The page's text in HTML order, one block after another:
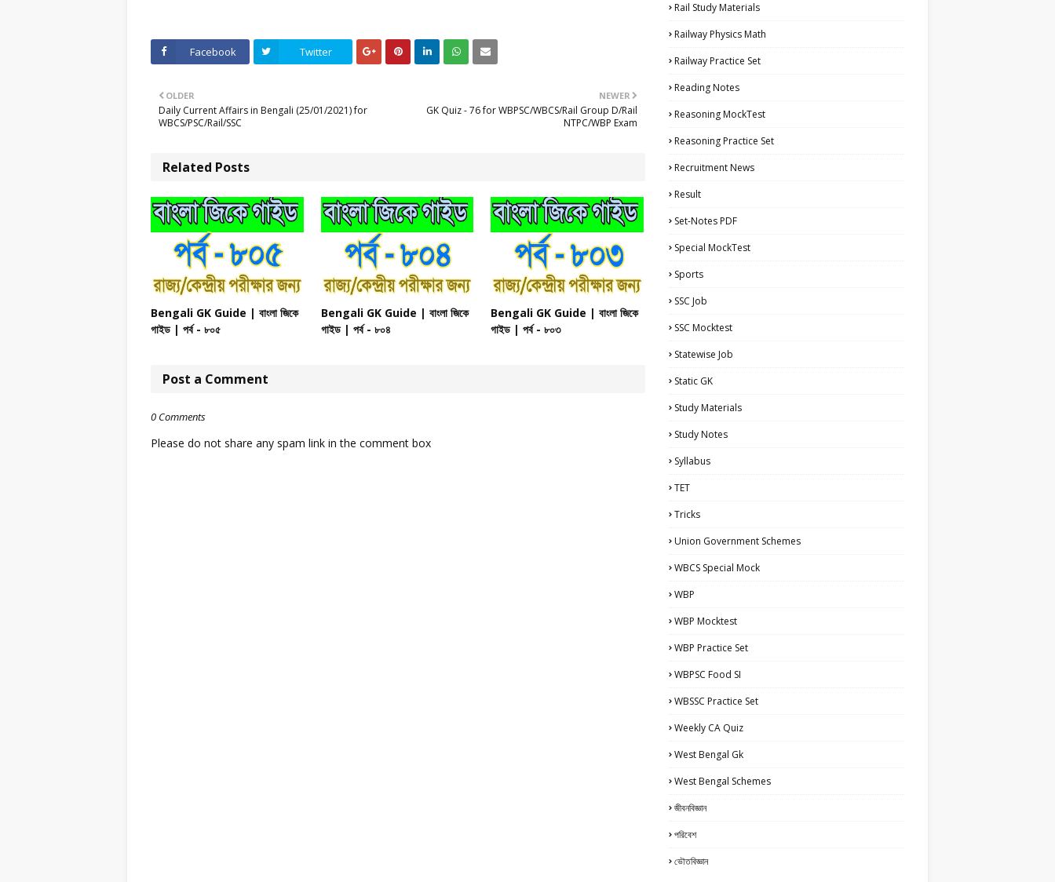
Facebook Twitter
NEWER
GK Quiz - 76 for WBPSC/WBCS/Rail Group D/Rail
NTPC/WBP Exam
OLDER
Daily Current Affairs in Bengali (25/01/2021) for
WBCS/PSC/Rail/SSC
Related Posts
Bengali GK Guide | বাংলা জিকে
গাইড | পর্ব - ৮০৫
Bengali GK Guide | বাংলা জিকে
গাইড | পর্ব - ৮০৪
Bengali GK Guide | বাংলা জিকে
গাইড | পর্ব - ৮০৩
Post a Comment
0 Comments
Please do not share any spam link in the comment box
Rail Study Materials
Railway Physics Math
Railway Practice Set
Reading Notes
Reasoning MockTest
Reasoning Practice Set
Recruitment News
Result
Set-Notes PDF
Special MockTest
Sports
SSC Job
SSC Mocktest
Statewise Job
Static GK
Study Materials
Study Notes
Syllabus
TET
Tricks
Union Government Schemes
WBCS Special Mock
WBP
WBP Mocktest
WBP Practice Set
WBPSC Food SI
WBSSC Practice Set
Weekly CA Quiz
West Bengal Gk
West Bengal Schemes
জীবনবিজ্ঞান
পরিবেশ
ভৌতবিজ্ঞান